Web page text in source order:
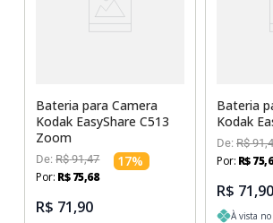
Bateria para Camera
Kodak EasyShare C513
Zoom
De:R$ 91,47 17%
Por: R$ 75,68
R$ 71,90
Bateria
Kodak
De: R$ 91,
Por: R$75,
R$ 71,90
À vista no